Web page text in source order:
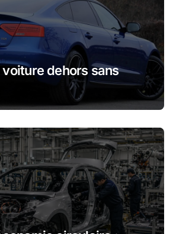
dehors sans